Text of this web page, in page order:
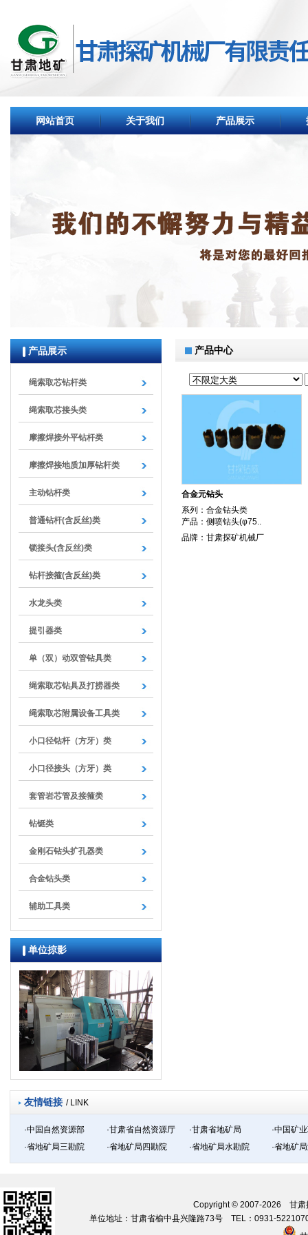
网站首页 关于我们 产品展示
null
产品展示
绳索取芯钻杆类
绳索取芯接头类
摩擦焊接外平钻杆类
摩擦焊接地质加厚钻杆类
主动钻杆类
普通钻杆(含反丝)类
锁接头(含反丝)类
钻杆接箍(含反丝)类
水龙头类
提引器类
单（双）动双管钻具类
绳索取芯钻具及打捞器类
绳索取芯附属设备工具类
小口径钻杆（方牙）类
小口径接头（方牙）类
套管岩芯管及接箍类
钻铤类
金刚石钻头扩孔器类
合金钻头类
辅助工具类
单位掠影
产品中心
合金元钻头
系列：合金钻头类
产品：侧喷钻头(φ75..
品牌：甘肃探矿机械厂
友情链接 / LINK
·中国自然资源部 ·甘肃省自然资源厅 ·甘肃省地矿局
·中国矿
·省地矿局三勘院
·省地矿局四勘院 ·省地矿局水勘院 ·省地矿
Copyright © 2007-2026 甘肃
单位地址：甘肃省榆中县兴隆路73号 TEL：0931-